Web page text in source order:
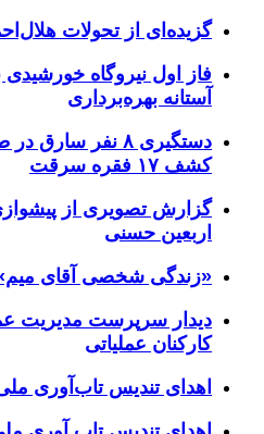
گزیده‌ای از تحولات
فاز اول نیروگاه خورشیدی
آستانه بهره‌برداری
دستگیری ۸ نفر
کشف ۱۷ فقره سرقت
گزارش تصویری از
اربعین حسنی
«زندگی شخصی آقای
دیدار سرپرست مدیریت
کارکنان عملیاتی
اهدای تندیس تاب‌آوری